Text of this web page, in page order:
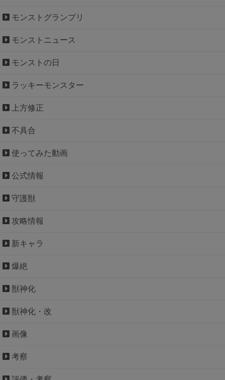
モンストグランプリ
モンストニュース
モンストの日
ラッキーモンスター
上方修正
不具合
使ってみた動画
公式情報
守護獣
攻略情報
新キャラ
爆絶
獣神化
獣神化・改
画像
考察